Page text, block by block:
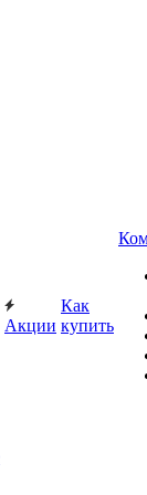
Акции
Как
купить